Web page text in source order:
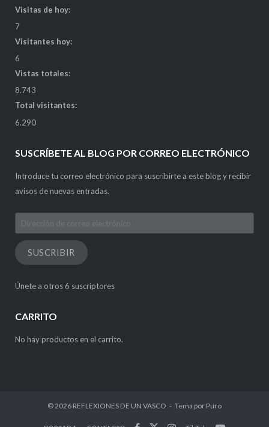
Visitas de hoy:
7
Visitantes hoy:
6
Vistas totales:
8.743
Total visitantes:
6.290
SUSCRÍBETE AL BLOG POR CORREO ELECTRÓNICO
Introduce tu correo electrónico para suscribirte a este blog y recibir
avisos de nuevas entradas.
Dirección
de
correo
electrónico
SUSCRIBIR
Únete a otros 6 suscriptores
CARRITO
No hay productos en el carrito.
© 2026 REFLEXIONES DE UN VASCO Tema por Puro